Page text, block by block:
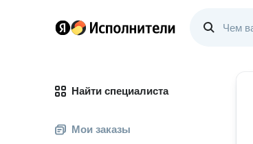
Найти специалиста
Мои заказы